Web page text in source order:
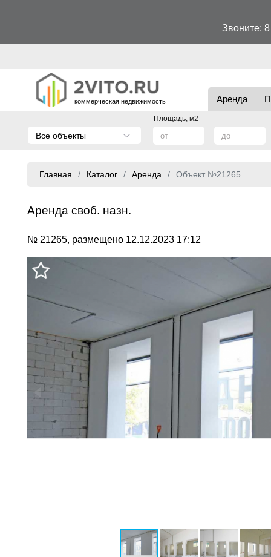
Звоните:
коммерческая недвижимость Аренда
Площадь, м2
Все объекты
Главная Каталог Аренда Объект №21265
Аренда своб. назн.
№ 21265, размещено 12.12.2023 17:12